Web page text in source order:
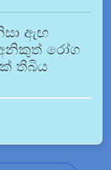
ඇඟ
රෝග
තිබිය